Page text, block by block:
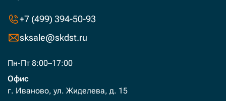
+7 (499) 394-50-93
sksale@skdst.ru
Пн-Пт 8:00–17:00
Офис
г. Иваново, ул. Жиделева, д. 15